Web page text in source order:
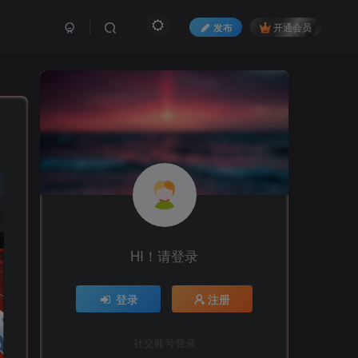
发布 开通会员
HI！请登录
登录 注册
社交账号登录